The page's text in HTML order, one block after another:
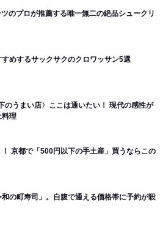
のプロが推薦する唯一無二の絶品シュークリ
めするサックサクのクロワッサン5選
のうまい店〉ここは通いたい！ 現代の感性が
料理
京都で「500円以下の手土産」買うならこの
和の町寿司」。自腹で通える価格帯に予約が殺